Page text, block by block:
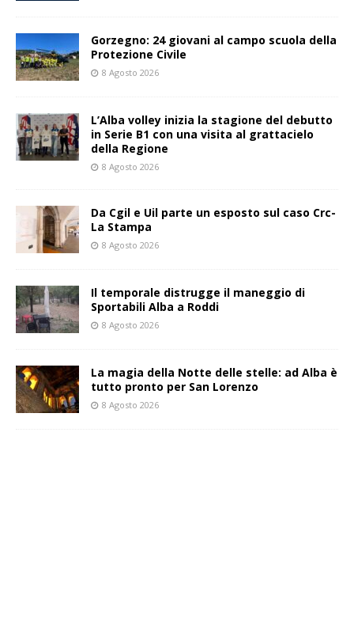
Gorzegno: 24 giovani al campo scuola della
Protezione Civile
8 Agosto 2026
L’Alba volley inizia la stagione del debutto
in Serie B1 con una visita al grattacielo
della Regione
8 Agosto 2026
Da Cgil e Uil parte un esposto sul caso Crc-
La Stampa
8 Agosto 2026
Il temporale distrugge il maneggio di
Sportabili Alba a Roddi
8 Agosto 2026
La magia della Notte delle stelle: ad Alba è
tutto pronto per San Lorenzo
8 Agosto 2026